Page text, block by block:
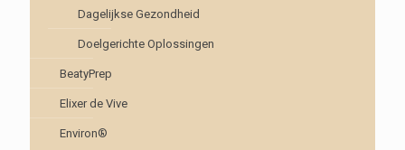
Dagelijkse Gezondheid
Doelgerichte Oplossingen
BeatyPrep
Elixer de Vive
Environ®